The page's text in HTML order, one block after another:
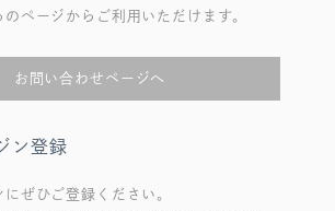
ページからご利用いただけます。
お問い合わせページへ
ン登録
にぜひご登録ください。